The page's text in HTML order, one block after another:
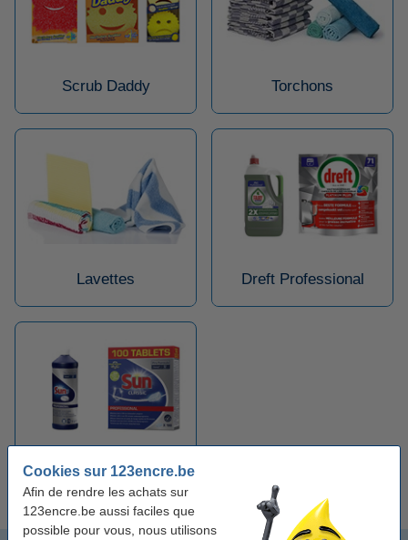
Cookies sur 123encre.be
Afin de rendre les achats sur
123encre.be aussi faciles que
possible pour vous, nous utilisons
Scrub Daddy Torchons
Lavettes Dreft Professional
Sun Professional